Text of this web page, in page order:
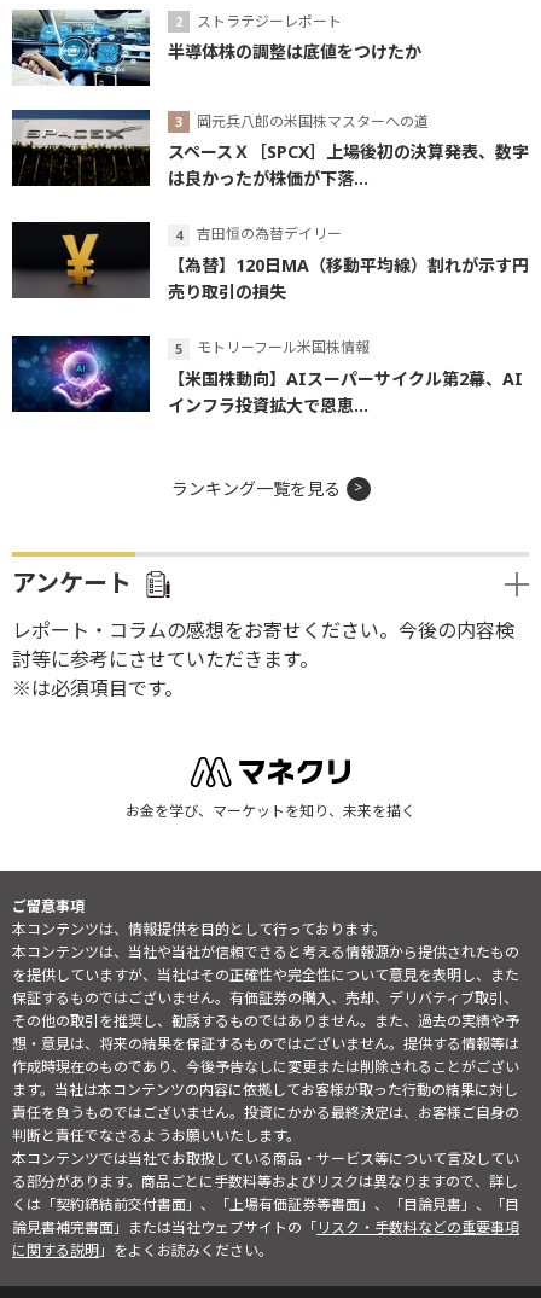
ストラテジーレポート
半導体株の調整は底値をつけたか
岡元兵八郎の米国株マスターへの道
スペースＸ［SPCX］上場後初の決算発表、数字
は良かったが株価が下落...
吉田恒の為替デイリー
【為替】120日MA（移動平均線）割れが示す円
売り取引の損失
モトリーフール米国株情報
【米国株動向】AIスーパーサイクル第2幕、AI
インフラ投資拡大で恩恵...
ランキング一覧を見る
アンケート
レポート・コラムの感想をお寄せください。今後の内容検
討等に参考にさせていただきます。
※は必須項目です。
お金を学び、マーケットを知り、未来を描く
ご留意事項
本コンテンツは、情報提供を目的として行っております。
本コンテンツは、当社や当社が信頼できると考える情報源から提供されたもの
を提供していますが、当社はその正確性や完全性について意見を表明し、また
保証するものではございません。有価証券の購入、売却、デリバティブ取引、
その他の取引を推奨し、勧誘するものではありません。また、過去の実績や予
想・意見は、将来の結果を保証するものではございません。提供する情報等は
作成時現在のものであり、今後予告なしに変更または削除されることがござい
ます。当社は本コンテンツの内容に依拠してお客様が取った行動の結果に対し
責任を負うものではございません。投資にかかる最終決定は、お客様ご自身の
判断と責任でなさるようお願いいたします。
本コンテンツでは当社でお取扱している商品・サービス等について言及してい
る部分があります。商品ごとに手数料等およびリスクは異なりますので、詳し
くは「契約締結前交付書面」、「上場有価証券等書面」、「目論見書」、「目
論見書補完書面」または当社ウェブサイトの「リスク・手数料などの重要事項
に関する説明」をよくお読みください。